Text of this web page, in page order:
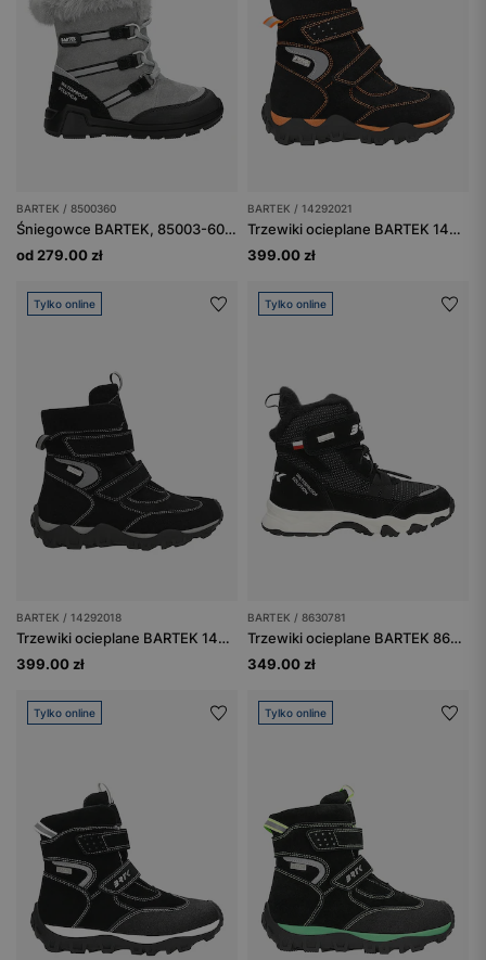
BARTEK / 8500360
Śniegowce BARTEK, 85003-60, popielato-czarne
od 279.00 zł
BARTEK / 14292021
Trzewiki ocieplane BARTEK 14292021, czarno-pomarańczowe
399.00 zł
Tylko online
BARTEK / 14292018
Trzewiki ocieplane BARTEK 14292018, czarno-szary
399.00 zł
Tylko online
BARTEK / 8630781
Trzewiki ocieplane BARTEK 86307-81, czarne
349.00 zł
Tylko online Tylko online